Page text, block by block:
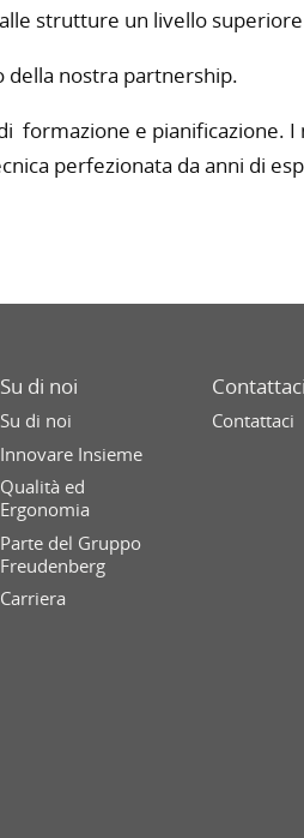
strutture un livello
della nostra partnership.
formazione e pianificazione.
perfezionata da anni di
Su di noi
Su di noi
Innovare Insieme
Qualità ed
Ergonomia
Parte del Gruppo
Freudenberg
Carriera
Contattaci
Contattaci